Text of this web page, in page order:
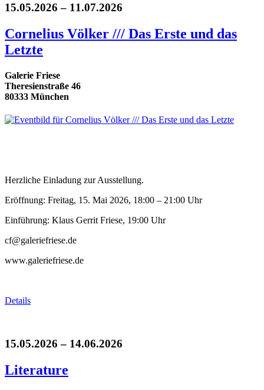
15.05.2026 – 11.07.2026
Cornelius Völker /// Das Erste und das
Letzte
Galerie Friese
Theresienstraße 46
80333 München
Herzliche Einladung zur Ausstellung.
Eröffnung: Freitag, 15. Mai 2026, 18:00 – 21:00 Uhr
Einführung: Klaus Gerrit Friese, 19:00 Uhr
cf@galeriefriese.de
www.galeriefriese.de
Details
15.05.2026 – 14.06.2026
Literature